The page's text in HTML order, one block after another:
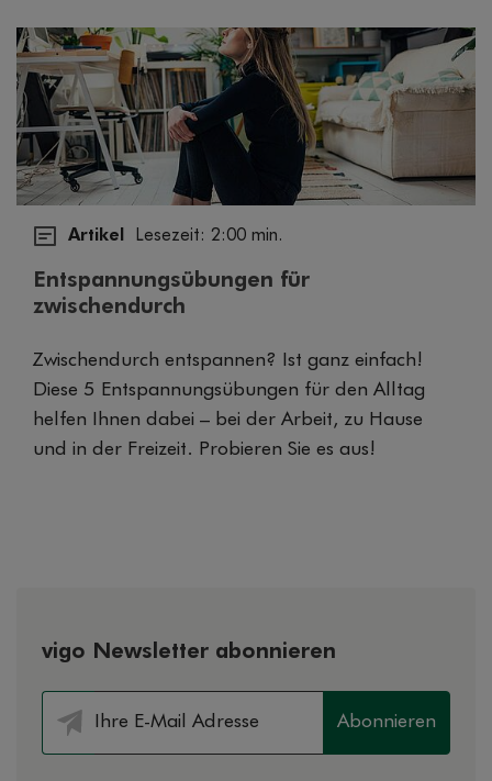
Artikel Lesezeit: 2:00 min.
Entspannungsübungen für
zwischendurch
Zwischendurch entspannen? Ist ganz einfach!
Diese 5 Entspannungsübungen für den Alltag
helfen Ihnen dabei – bei der Arbeit, zu Hause
und in der Freizeit. Probieren Sie es aus!
vigo Newsletter abonnieren
Abonnieren